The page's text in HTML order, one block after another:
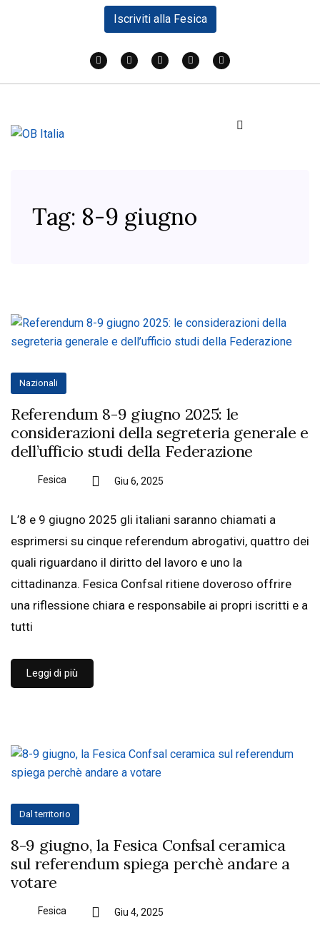
Iscriviti alla Fesica
Tag: 8-9 giugno
Nazionali
Referendum 8-9 giugno 2025: le
considerazioni della segreteria generale e
dell’ufficio studi della Federazione
Fesica Giu 6, 2025
L’8 e 9 giugno 2025 gli italiani saranno chiamati a
esprimersi su cinque referendum abrogativi, quattro dei
quali riguardano il diritto del lavoro e uno la
cittadinanza. Fesica Confsal ritiene doveroso offrire
una riflessione chiara e responsabile ai propri iscritti e a
tutti
Leggi di più
Dal territorio
8-9 giugno, la Fesica Confsal ceramica
sul referendum spiega perchè andare a
votare
Fesica Giu 4, 2025